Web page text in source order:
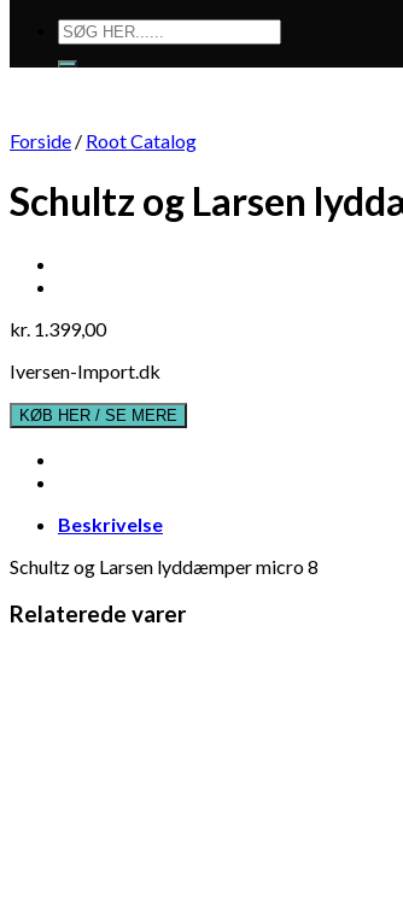
Søg
efter:
Forside / Root Catalog
Schultz og Larsen
kr. 1.399,00
Iversen-Import.dk
KØB HER / SE MERE
Beskrivelse
Schultz og Larsen lyddæmper micro 8
Relaterede varer